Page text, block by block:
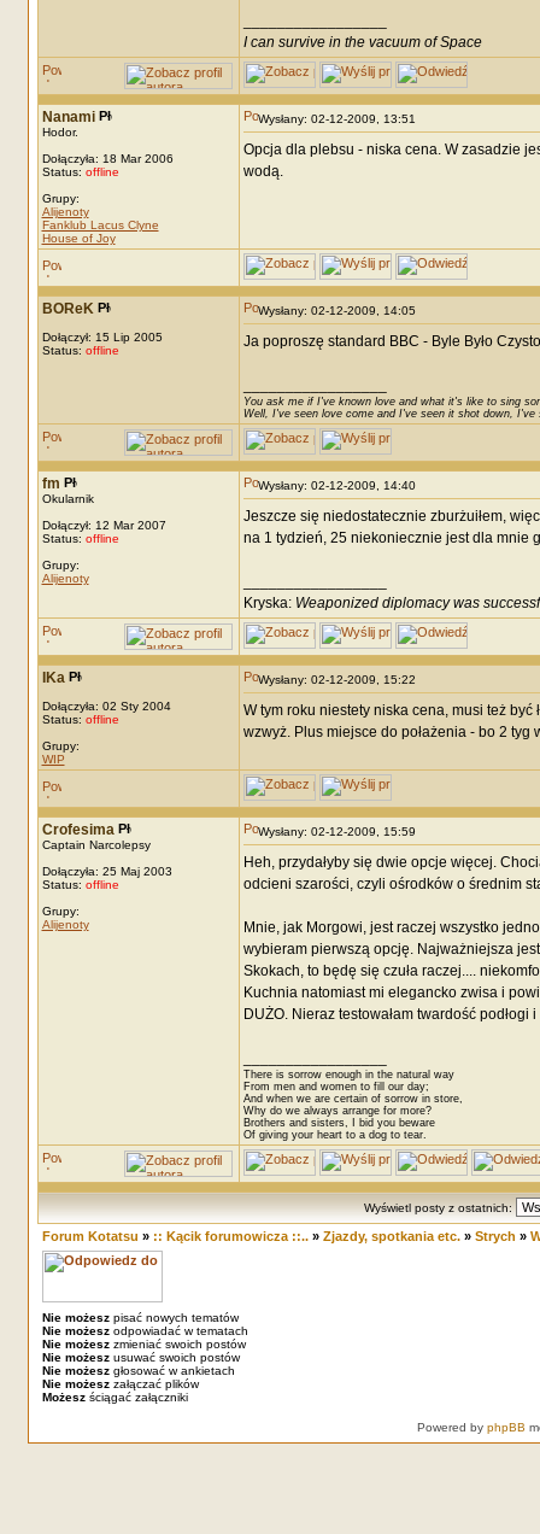
I can survive in the vacuum of Space
Nanami
Hodor.
Dołączyła: 18 Mar 2006
Status: offline
Grupy:
Alijenoty
Fanklub Lacus Clyne
House of Joy
Wysłany: 02-12-2009, 13:51
Opcja dla plebsu - niska cena. W zasadzie
wodą.
BOReK
Dołączył: 15 Lip 2005
Status: offline
Wysłany: 02-12-2009, 14:05
Ja poproszę standard BBC - Byle Było
You ask me if I've known love and what it's like to sing
Well, I've seen love come and I've seen it shot down, I've
fm
Okularnik
Dołączył: 12 Mar 2007
Status: offline
Grupy:
Alijenoty
Wysłany: 02-12-2009, 14:40
Jeszcze się niedostatecznie zburżuiłem,
na 1 tydzień, 25 niekoniecznie jest dla mnie
Kryska: Weaponized diplomacy was
IKa
Dołączyła: 02 Sty 2004
Status: offline
Grupy:
WIP
Wysłany: 02-12-2009, 15:22
W tym roku niestety niska cena, musi też
wzwyż. Plus miejsce do połażenia - bo 2
Crofesima
Captain Narcolepsy
Dołączyła: 25 Maj 2003
Status: offline
Grupy:
Alijenoty
Wysłany: 02-12-2009, 15:59
Heh, przydałyby się dwie opcje więcej.
odcieni szarości, czyli ośrodków o średnim
Mnie, jak Morgowi, jest raczej wszystko
wybieram pierwszą opcję. Najważniejsza
Skokach, to będę się czuła raczej....
Kuchnia natomiast mi elegancko zwisa i
DUŻO. Nieraz testowałam twardość
There is sorrow enough in the natural way
From men and women to fill our day;
And when we are certain of sorrow in store,
Why do we always arrange for more?
Brothers and sisters, I bid you beware
Of giving your heart to a dog to tear.
Wyświetl posty z ostatnich:
Forum Kotatsu » :: Kącik forumowicza ::..» Zjazdy, spotkania etc.» Strych »
Nie możeszpisać nowych tematów
Nie możeszodpowiadać w tematach
Nie możeszzmieniać swoich postów
Nie możeszusuwać swoich postów
Nie możeszgłosować w ankietach
Nie możeszzałączać plików
Możeszściągać załączniki
Powered by phpBB